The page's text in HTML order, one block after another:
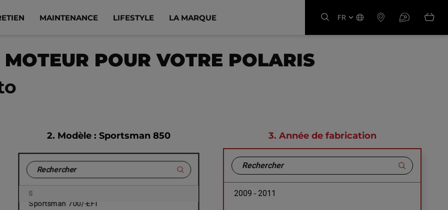
MAINTENANCE LIFESTYLE LA MARQUE FR
POUR VOTRE POLARIS
2. Modèle : Sportsman 850
A
O
P
R
S
Sportsman 1000
Sportsman 450
Sportsman 570
Sportsman 600
Sportsman 700/-EFI
3. Année de fabrication
2009 - 2011